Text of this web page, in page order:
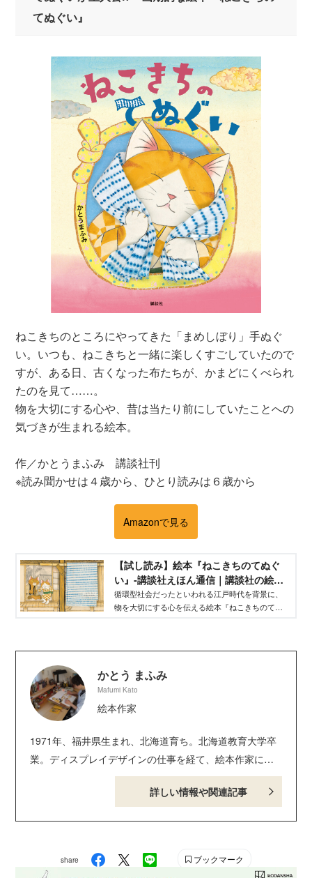
てぬぐい』
ねこきちのところにやってきた「まめしぼり」手ぬぐ
い。いつも、ねこきちと一緒に楽しくすごしていたので
すが、ある日、古くなった布たちが、かまどにくべられ
たのを見て……。
物を大切にする心や、昔は当たり前にしていたことへの
気づきが生まれる絵本。
作／かとうまふみ 講談社刊
※読み聞かせは４歳から、ひとり読みは６歳から
Amazonで見る
【試し読み】絵本『ねこきちのてぬぐ
い』‐講談社えほん通信｜講談社の絵本
やイベント、読み聞かせなどの情報サ
イト
循環型社会だったといわれる江戸時代を背景に、
物を大切にする心を伝える絵本『ねこきちのてぬ
かとう まふみ
Mafumi Kato
絵本作家
1971年、福井県生まれ、北海道育ち。北海道教育大学卒
業。ディスプレイデザインの仕事を経て、絵本作家に。
絵本に『まんまるいけのおつきみ』『おならおばけ』
『狂言えほん かずもう』（文・もとしたいづみ）『ね
ムゾー』（BL出版）、『ひょろのっぽくん』（農山漁村
文化協会）、『しゃもじいさん』『ぬかどこすけ！』
詳しい情報や関連記事
share ブックマーク